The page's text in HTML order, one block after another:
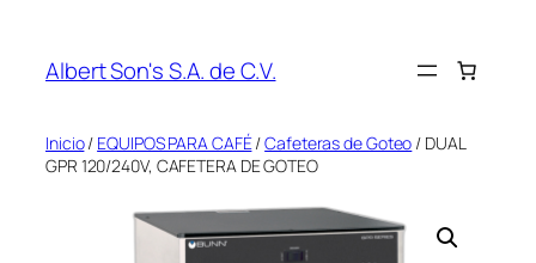
contenido
Albert Son's S.A. de C.V.
Inicio/ EQUIPOS PARA CAFÉ/Cafeteras de Goteo / DUAL
GPR 120/240V, CAFETERA DE GOTEO